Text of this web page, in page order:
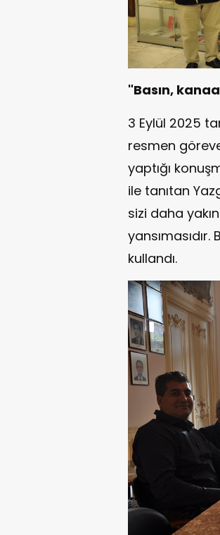
"Basın,
3 Eylül 2025
resmen
yaptığı
ile tanıtan
sizi daha
kullandı.